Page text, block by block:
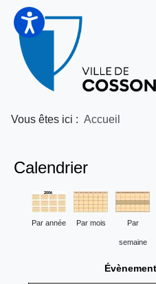
Vous êtes ici : Accueil
Calendrier
Par année Par mois Par
semaine